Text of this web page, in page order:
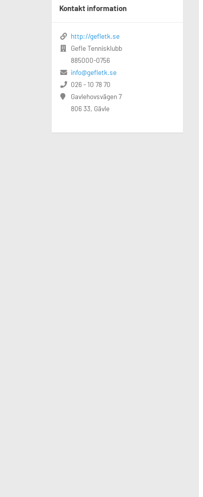
Kontakt information
http://gefletk.se
Gefle Tennisklubb
885000-0756
info@gefletk.se
026 - 10 78 70
Gavlehovsvägen 7
806 33, Gävle